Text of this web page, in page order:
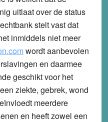
uitlaat over de status
stelt vast dat
inmiddels niet meer
wordt aanbevolen
en daarmee
geschikt voor het
ziekte, gebrek, wond
meerdere
en heeft zowel een